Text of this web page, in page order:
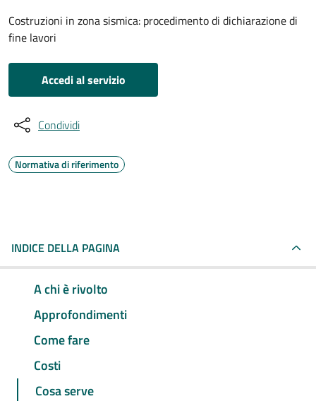
Costruzioni in zona sismica: procedimento di dichiarazione di
fine lavori
Accedi al servizio
Condividi
Normativa di riferimento
INDICE DELLA PAGINA
A chi è rivolto
Approfondimenti
Come fare
Costi
Cosa serve